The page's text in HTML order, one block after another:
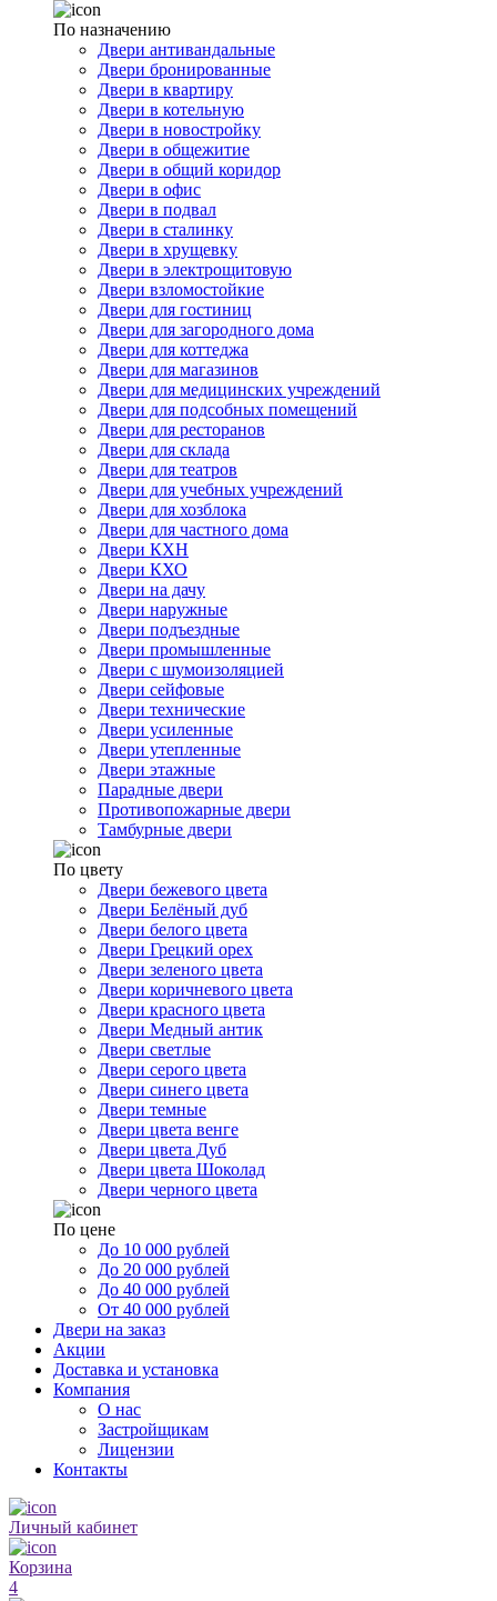
По назначению
Двери антивандальные
Двери бронированные
Двери в квартиру
Двери в котельную
Двери в новостройку
Двери в общежитие
Двери в общий коридор
Двери в офис
Двери в подвал
Двери в сталинку
Двери в хрущевку
Двери в электрощитовую
Двери взломостойкие
Двери для гостиниц
Двери для загородного дома
Двери для коттеджа
Двери для магазинов
Двери для медицинских учреждений
Двери для подсобных помещений
Двери для ресторанов
Двери для склада
Двери для театров
Двери для учебных учреждений
Двери для хозблока
Двери для частного дома
Двери КХН
Двери КХО
Двери на дачу
Двери наружные
Двери подъездные
Двери промышленные
Двери с шумоизоляцией
Двери сейфовые
Двери технические
Двери усиленные
Двери утепленные
Двери этажные
Парадные двери
Противопожарные двери
Тамбурные двери
По цвету
Двери бежевого цвета
Двери Белёный дуб
Двери белого цвета
Двери Грецкий орех
Двери зеленого цвета
Двери коричневого цвета
Двери красного цвета
Двери Медный антик
Двери светлые
Двери серого цвета
Двери синего цвета
Двери темные
Двери цвета венге
Двери цвета Дуб
Двери цвета Шоколад
Двери черного цвета
По цене
До 10 000 рублей
До 20 000 рублей
До 40 000 рублей
От 40 000 рублей
Двери на заказ
Акции
Доставка и установка
Компания
О нас
Застройщикам
Лицензии
Контакты
Личный кабинет
Корзина
4